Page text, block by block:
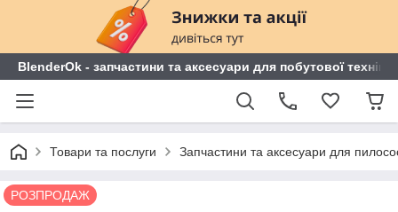
BlenderOk - запчастини та аксесуари для побутової техніки
Товари та послуги Запчастини та аксесуари для
РОЗПРОДАЖ